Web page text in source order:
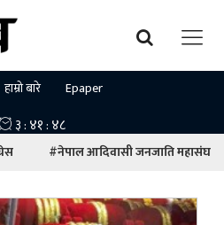
हाम्रो बारे Epaper
#नेपाल आदिवासी जनजाति महासंघ